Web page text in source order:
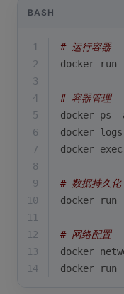
BASH
1
# 运行容器
2
docker run
3
4
# 容器管理
5
6
docker
7
docker exec
8
9
# 数据持久化
10
docker run
11
12
# 网络配置
13
docker
14
docker run